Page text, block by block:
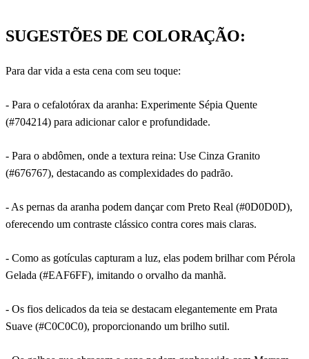
SUGESTÕES DE COLORAÇÃO:
Para dar vida a esta cena com seu toque:
- Para o cefalotórax da aranha: Experimente Sépia Quente
(#704214) para adicionar calor e profundidade.
- Para o abdômen, onde a textura reina: Use Cinza Granito
(#676767), destacando as complexidades do padrão.
- As pernas da aranha podem dançar com Preto Real (#0D0D0D),
oferecendo um contraste clássico contra cores mais claras.
- Como as gotículas capturam a luz, elas podem brilhar com Pérola
Gelada (#EAF6FF), imitando o orvalho da manhã.
- Os fios delicados da teia se destacam elegantemente em Prata
Suave (#C0C0C0), proporcionando um brilho sutil.